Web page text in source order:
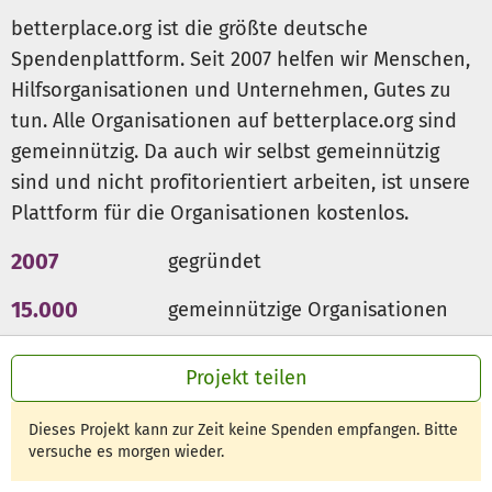
Projekt teilen
Dieses Projekt kann zur Zeit keine Spenden empfangen. Bitte
versuche es morgen wieder.
Mädchen übernommen hat.
Damit Fathia auch im kommenden Jahr in geschützter
Umgebung aufwachsen kann, benötigen wir Spenden in
Höhe von insgesamt 6.200 Euro.
- 5.000 Euro für Fathias Unterbringung im Internat und die
psychologische Behandlung.
- 12 x 100 Euro Taschengeld für Kleidung, Bücher und Dinge
täglichen Bedarfs.
Wir freuen uns sehr über jede Spende!
PS: Unter www.trust-programs.org findest Du weitere
Informationen über die Arbeit der israelisch-
betterplace.org ist die größte deutsche
Spendenplattform. Seit 2007 helfen wir Menschen,
Hilfsorganisationen und Unternehmen, Gutes zu
tun. Alle Organisationen auf betterplace.org sind
gemeinnützig. Da auch wir selbst gemeinnützig
sind und nicht profitorientiert arbeiten, ist unsere
Plattform für die Organisationen kostenlos.
2007 gegründet
15.000 gemeinnützige Organisationen
300 Mio € für den guten Zweck